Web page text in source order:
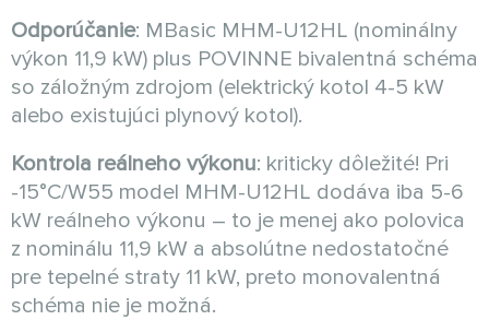
Odporúčanie: MBasic MHM-U12HL (nominálny
výkon 11,9 kW) plus POVINNE bivalentná schéma
so záložným zdrojom (elektrický kotol 4-5 kW
alebo existujúci plynový kotol).
Kontrola reálneho výkonu: kriticky dôležité! Pri
-15°C/W55 model MHM-U12HL dodáva iba 5-6
kW reálneho výkonu – to je menej ako polovica
z nominálu 11,9 kW a absolútne nedostatočné
pre tepelné straty 11 kW, preto monovalentná
schéma nie je možná.